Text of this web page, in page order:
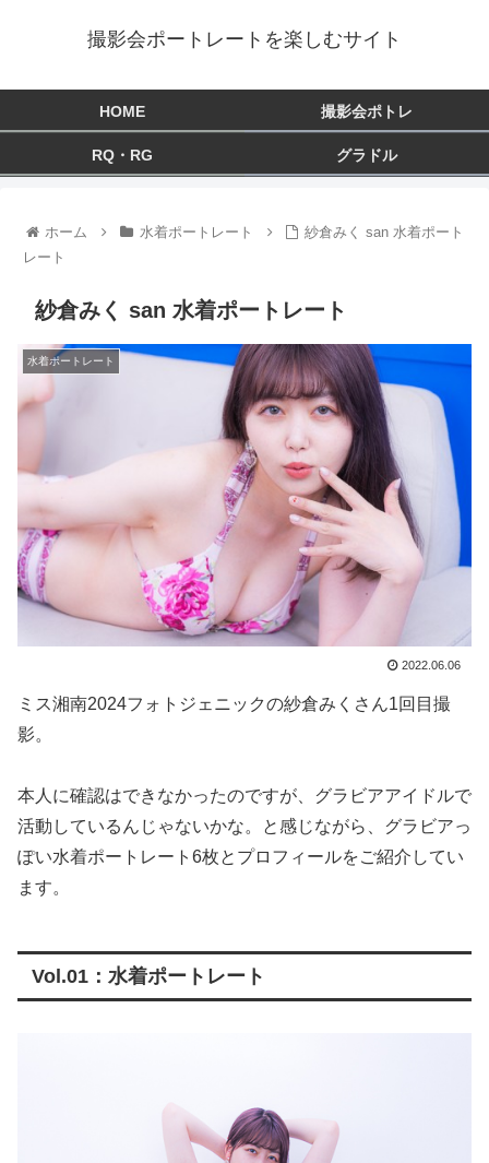
撮影会ポートレートを楽しむサイト
HOME 撮影会ポトレ
RQ・RG グラドル
ホーム 水着ポートレート
紗倉みく san 水着ポート
レート
紗倉みく san 水着ポートレート
水着ポートレート
2022.06.06
ミス湘南2024フォトジェニックの紗倉みくさん1回目撮
影。
本人に確認はできなかったのですが、グラビアアイドルで
活動しているんじゃないかな。と感じながら、グラビアっ
ぽい水着ポートレート6枚とプロフィールをご紹介してい
ます。
Vol.01：水着ポートレート